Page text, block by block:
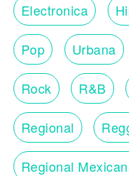
Electronica
Pop Urbana
Rock R&B
Regional
Regional